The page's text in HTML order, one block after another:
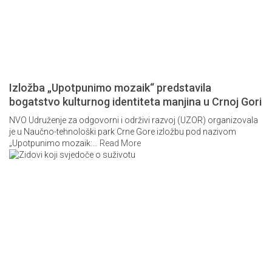
Izložba „Upotpunimo mozaik“ predstavila
bogatstvo kulturnog identiteta manjina u Crnoj Gori
NVO Udruženje za odgovorni i održivi razvoj (UZOR) organizovala
je u Naučno-tehnološki park Crne Gore izložbu pod nazivom
„Upotpunimo mozaik:
Read More